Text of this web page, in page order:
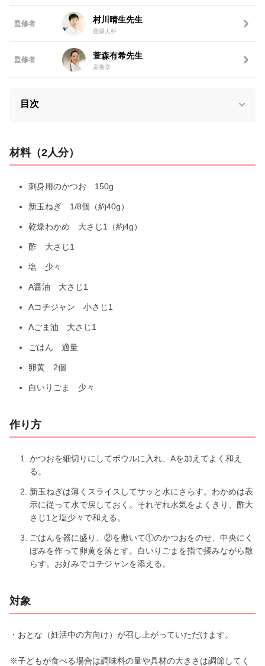
監修者 村川晴生先生
産婦人科
監修者 萱森有希先生
栄養学
目次
材料（2人分）
刺身用のかつお 150g
新玉ねぎ 1/8個（約40g）
乾燥わかめ 大さじ1（約4g）
酢 大さじ1
塩 少々
A醤油 大さじ1
Aコチジャン 小さじ1
Aごま油 大さじ1
ごはん 適量
卵黄 2個
白いりごま 少々
作り方
かつおを細切りにしてボウルに入れ、Aを加えてよく和え
る。
新玉ねぎは薄くスライスしてサッと水にさらす。わかめは表
示に従って水で戻しておく。それぞれ水気をよくきり、酢大
さじ1と塩少々で和える。
ごはんを器に盛り、②を敷いて①のかつおをのせ、中央にく
ぼみを作って卵黄を落とす。白いりごまを指で揉みながら散
らす。お好みでコチジャンを添える。
対象
・おとな（妊活中の方向け）が召し上がっていただけます。
※子どもが食べる場合は調味料の量や具材の大きさは調節してく